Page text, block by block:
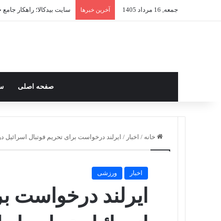
جمعه, 16 مرداد 1405 آخرین خبرها سایت بیدکالا؛ راهکار جامع
صفحه اصلی
خانه / اخبار / ایرلند درخواست برای تحریم فوتبال اسرائیل
اخبار ورزشی
ایرلند درخواست